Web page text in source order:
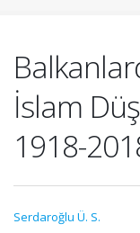
İslam
1918-
Serdaroğlu Ü. S.